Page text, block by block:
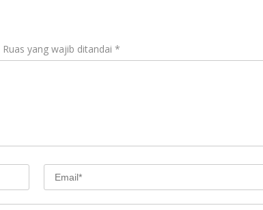
Ruas yang wajib ditandai *